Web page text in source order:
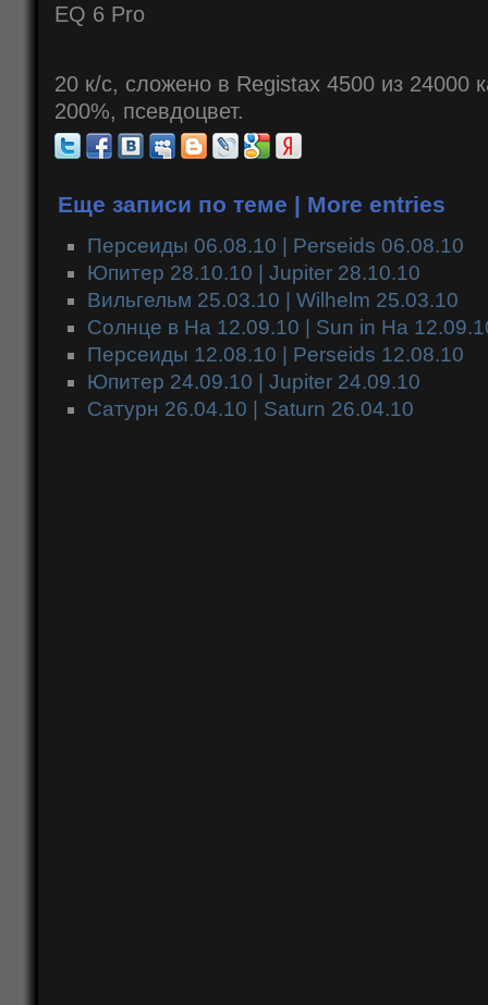
EQ 6 Pro
20 к/с, сложено в Registax 4500 из 24000
200%, псевдоцвет.
Еще записи по теме | More entries
Персеиды 06.08.10 | Perseids 06.08.10
Юпитер 28.10.10 | Jupiter 28.10.10
Вильгельм 25.03.10 | Wilhelm 25.03.10
Солнце в Ha 12.09.10 | Sun in Ha
Персеиды 12.08.10 | Perseids 12.08.10
Юпитер 24.09.10 | Jupiter 24.09.10
Сатурн 26.04.10 | Saturn 26.04.10